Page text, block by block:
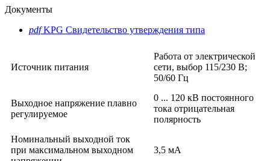
Документы
pdfKPG Свидетельство утверждения типа
Источник питания
Работа от электрической
сети, выбор 115/230 В;
50/60 Гц
Выходное напряжение плавно
регулируемое
0 ... 120 кВ постоянного
тока отрицательная
полярность
Номинальный выходной ток
при максимальном выходном
3,5 мА